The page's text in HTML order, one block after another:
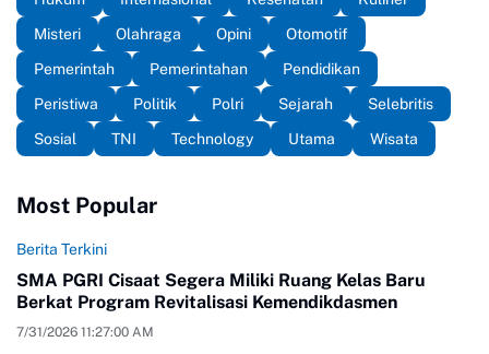
Misteri
Olahraga Opini
Otomotif
Pemerintah
Pemerintahan
Pendidikan
Peristiwa
Politik Polri Sejarah
Selebritis
Sosial
TNI Technology Utama Wisata
Most Popular
Berita Terkini
SMA PGRI Cisaat Segera Miliki Ruang Kelas Baru
Berkat Program Revitalisasi Kemendikdasmen
7/31/2026 11:27:00 AM